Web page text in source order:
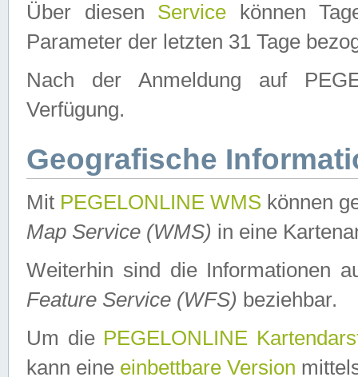
Über diesen Service können
Parameter der letzten 31 Tage
Nach der Anmeldung auf
Verfügung.
Geografische
Mit PEGELONLINE WMS können
Map Service (WMS) in eine
Weiterhin sind die Informationen
Feature Service (WFS) beziehbar.
Um die PEGELONLINE
kann eine einbettbare Version